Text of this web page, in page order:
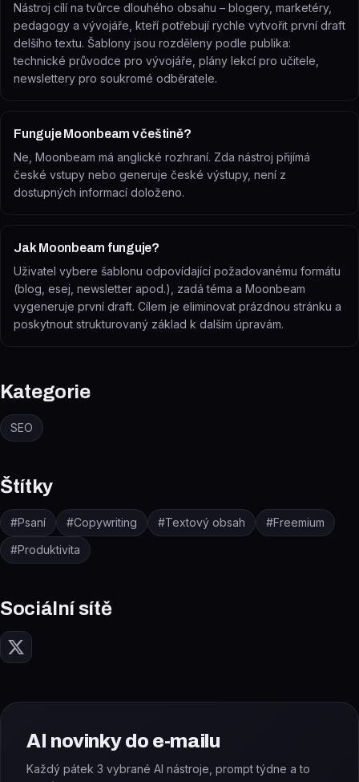
Nástroj cílí na tvůrce dlouhého obsahu – blogery, marketéry,
pedagogy a vývojáře, kteří potřebují rychle vytvořit první draft
delšího textu. Šablony jsou rozděleny podle publika:
technické průvodce pro vývojáře, plány lekcí pro učitele,
newslettery pro soukromé odběratele.
Funguje Moonbeam v češtině?
Ne, Moonbeam má anglické rozhraní. Zda nástroj přijímá
české vstupy nebo generuje české výstupy, není z
dostupných informací doloženo.
Jak Moonbeam funguje?
Uživatel vybere šablonu odpovídající požadovanému formátu
(blog, esej, newsletter apod.), zadá téma a Moonbeam
vygeneruje první draft. Cílem je eliminovat prázdnou stránku a
poskytnout strukturovaný základ k dalším úpravám.
Kategorie
SEO
Štítky
#Psaní #Copywriting #Textový obsah #Freemium
#Produktivita
Sociální sítě
AI novinky do e-mailu
Každý pátek 3 vybrané AI nástroje, prompt týdne a to